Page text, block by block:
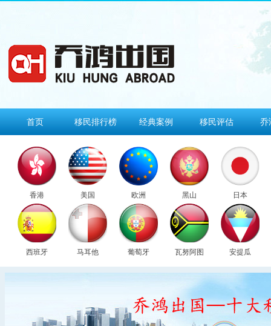
首页 移民排行榜 经典案例 移民评估 乔
香港 美国 欧洲 黑山 日本
西班牙 马耳他 葡萄牙 瓦努阿图 安提瓜